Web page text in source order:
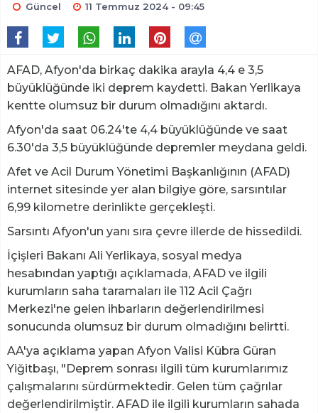
Güncel 11 Temmuz 2024 - 09:45
AFAD, Afyon'da birkaç dakika arayla 4,4 e 3,5
büyüklüğünde iki deprem kaydetti. Bakan Yerlikaya
kentte olumsuz bir durum olmadığını aktardı.
Afyon'da saat 06.24'te 4,4 büyüklüğünde ve saat
6.30'da 3,5 büyüklüğünde depremler meydana geldi.
Afet ve Acil Durum Yönetimi Başkanlığının (AFAD)
internet sitesinde yer alan bilgiye göre, sarsıntılar
6,99 kilometre derinlikte gerçekleşti.
Sarsıntı Afyon'un yanı sıra çevre illerde de hissedildi.
İçişleri Bakanı Ali Yerlikaya, sosyal medya
hesabından yaptığı açıklamada, AFAD ve ilgili
kurumların saha taramaları ile 112 Acil Çağrı
Merkezi'ne gelen ihbarların değerlendirilmesi
sonucunda olumsuz bir durum olmadığını belirtti.
AA'ya açıklama yapan Afyon Valisi Kübra Güran
Yiğitbaşı, "Deprem sonrası ilgili tüm kurumlarımız
çalışmalarını sürdürmektedir. Gelen tüm çağrılar
değerlendirilmiştir. AFAD ile ilgili kurumların sahada